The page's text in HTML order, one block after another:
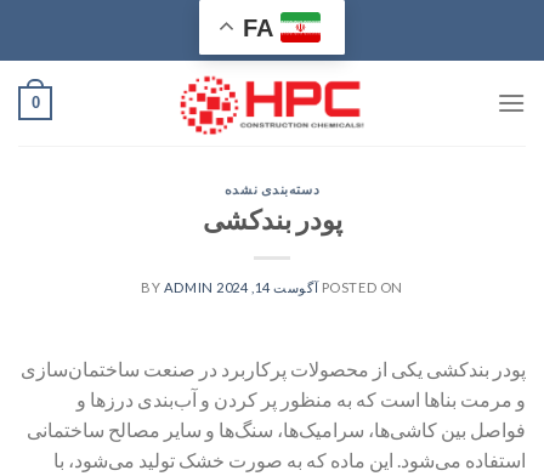
FA
0
دسته‌بندی نشده
پودر بندکشی
POSTED ON آگوست 14, 2024 ADMIN
پودر بندکشی یکی از محصولات پرکاربرد در صنعت ساختمان‌سازی
و مرمت بناها است که به منظور پر کردن و آب‌بندی درزها و
فواصل بین کاشی‌ها، سرامیک‌ها، سنگ‌ها و سایر مصالح ساختمانی
استفاده می‌شود. این ماده که به صورت خشک تولید می‌شود، با